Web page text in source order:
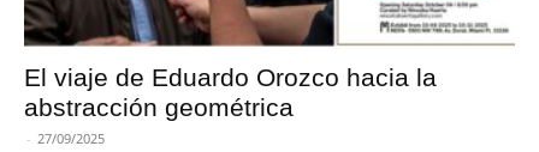
El viaje de Eduardo Orozco hacia la
abstracción geométrica
- 27/09/2025